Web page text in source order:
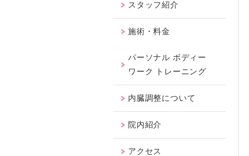
スタッフ紹介
施術・料金
パーソナル ボディー
ワーク トレーニング
内臓調整について
院内紹介
アクセス